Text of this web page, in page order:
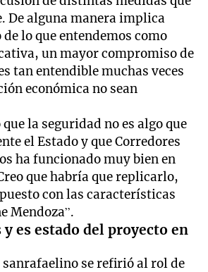
De alguna manera implica
lo que entendemos como
un mayor compromiso de
tan entendible muchas veces
económica no sean
la seguridad no es algo que
el Estado y que Corredores
ha funcionado muy bien en
que habría que replicarlo,
con las características
Mendoza”.
es estado del proyecto en
se refirió al rol de